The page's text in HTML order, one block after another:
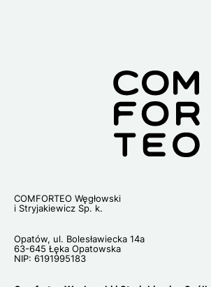
COMFORTEO Węgłowski
i Stryjakiewicz Sp. k.
Opatów, ul. Bolesławiecka 14a
63-645 Łęka Opatowska
NIP: 6191995183